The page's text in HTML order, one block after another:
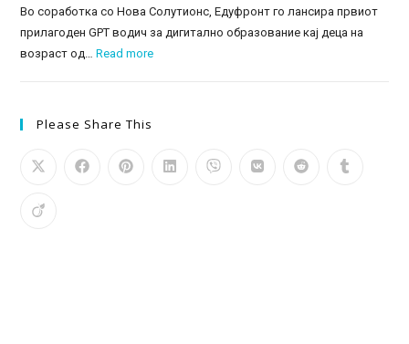
Во соработка со Нова Солутионс, Едуфронт го лансира првиот
прилагоден GPT водич за дигитално образование кај деца на
возраст од…Read more:
водич
Please Share This